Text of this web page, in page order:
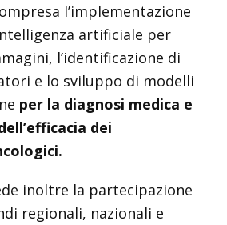
l’implementazione
artificiale per
l’identificazione di
e lo sviluppo di modelli
per la diagnosi medica e
dei
inoltre la partecipazione
regionali, nazionali e